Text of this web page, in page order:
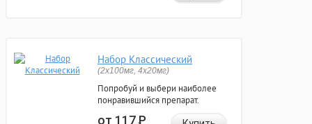
Набор Классический
(2x100мг, 4x20мг)
Попробуй и выбери наиболее
понравившийся препарат.
от 117Р